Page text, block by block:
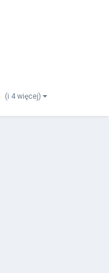
(i 4 więcej)